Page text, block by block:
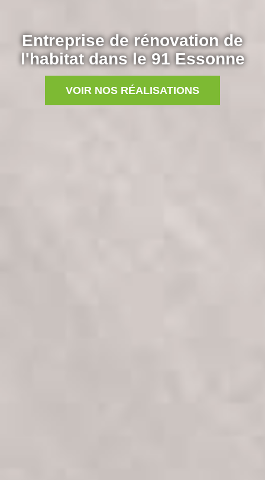
Entreprise de rénovation de
l'habitat dans le 91 Essonne
VOIR NOS RÉALISATIONS